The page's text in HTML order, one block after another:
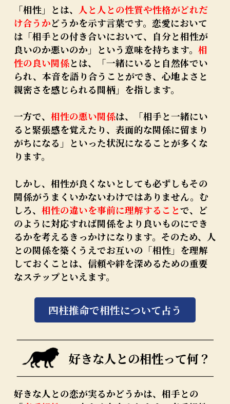
「相性」とは、
人と人との性質や性格がどれだ
け合うかどうかを示す言葉です。恋愛において
は「相手との付き合いにおいて、自分と相性が
良いのか悪いのか」という意味を持ちます。 相
性の良い関係とは、「一緒にいると自然体でい
られ、本音を語り合うことができ、心地よさと
親密さを感じられる間柄」を指します。
一方で、 相性の悪い関係は、「相手と一緒にい
ると緊張感を覚えたり、表面的な関係に留まり
がちになる」といった状況になることが多くな
ります。
しかし、相性が良くないとしても必ずしもその
関係がうまくいかないわけではありません。む
しろ、 相性の違いを事前に理解することで、ど
のように対応すれば関係をより良いものにでき
るかを考えるきっかけになります。そのため、人
との関係を築くうえでお互いの「相性」を理解
しておくことは、信頼や絆を深めるための重要
なステップといえます。
四柱推命で相性について占う
好きな人との相性って何？
好きな人との恋が実るかどうかは、相手との